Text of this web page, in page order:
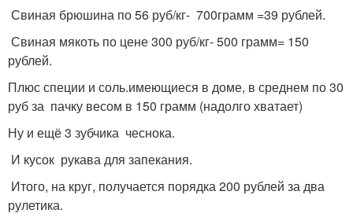
Свиная брюшина по 56 руб/кг- 700грамм =39 рублей.
Свиная мякоть по цене 300 руб/кг- 500 грамм= 150
рублей.
Плюс специи и соль.имеющиеся в доме, в среднем по 30
руб за пачку весом в 150 грамм (надолго хватает)
Ну и ещё 3 зубчика чеснока.
И кусок рукава для запекания.
Итого, на круг, получается порядка 200 рублей за два
рулетика.